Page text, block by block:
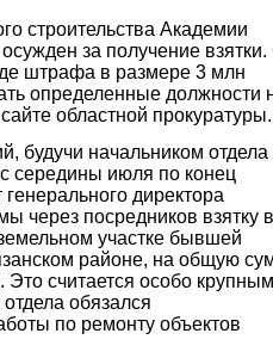
строительства Академии
за получение взятки.
штрафа в размере 3 млн
определенные должности
областной прокуратуры.
будучи начальником отдела
с середины июля по конец
директора
через посредников взятку в
участке бывшей
районе, на общую
считается особо крупным
обязался
по ремонту объектов